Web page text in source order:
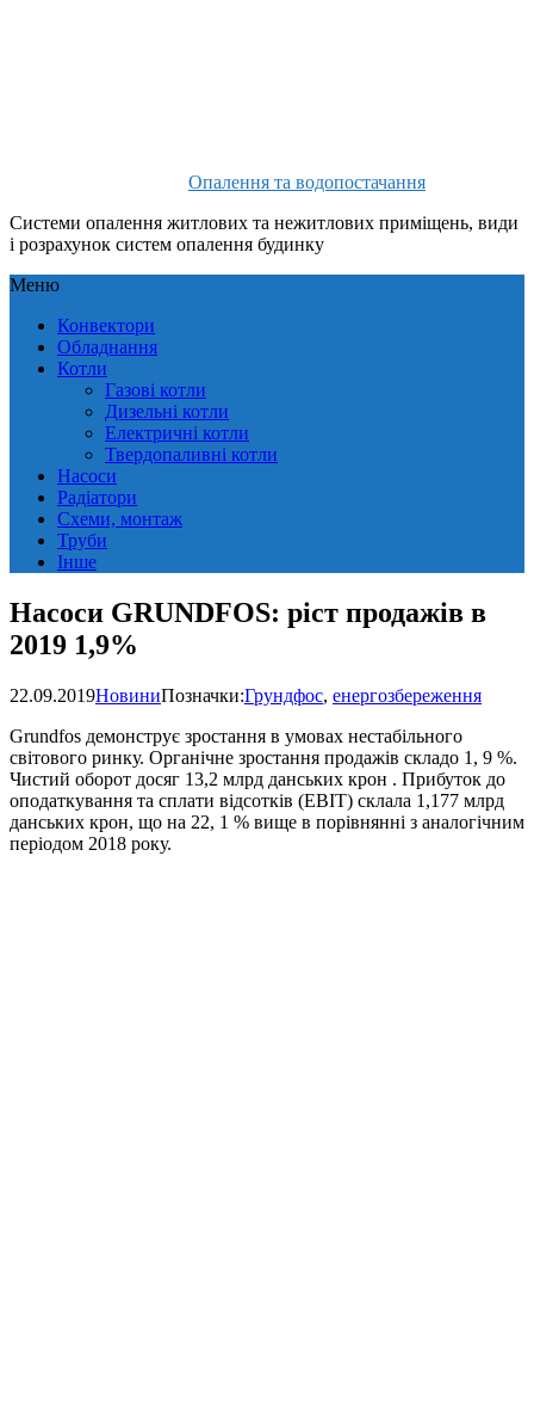
Опалення та водопостачання
Системи опалення житлових та нежитлових приміщень, види
і розрахунок систем опалення будинку
Меню
Конвектори
Обладнання
Котли
Газові котли
Дизельні котли
Електричні котли
Твердопаливні котли
Насоси
Радіатори
Схеми, монтаж
Труби
Інше
Насоси GRUNDFOS: ріст продажів в
2019 1,9%
22.09.2019НовиниПозначки:Грундфос, енергозбереження
Grundfos демонструє зростання в умовах нестабільного
світового ринку. Органічне зростання продажів складо 1, 9 %.
Чистий оборот досяг 13,2 млрд данських крон . Прибуток до
оподаткування та сплати відсотків (EBIT) склала 1,177 млрд
данських крон, що на 22, 1 % вище в порівнянні з аналогічним
періодом 2018 року.